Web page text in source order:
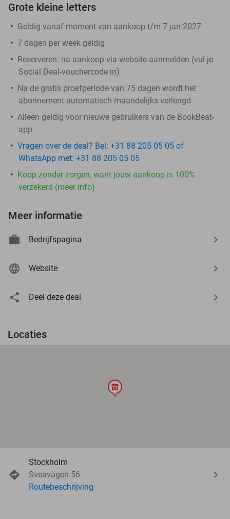
Grote kleine letters
Geldig vanaf moment van aankoop t/m 7 jan 2027
7 dagen per week geldig
Reserveren: na aankoop via website aanmelden (vul je
Social Deal-vouchercode in)
Na de gratis proefperiode van 75 dagen wordt het
abonnement automatisch maandelijks verlengd
Alleen geldig voor nieuwe gebruikers van de BookBeat-
app
Vragen over de deal? Bel: +31 88 205 05 05 of
WhatsApp met: +31 88 205 05 05
Koop zonder zorgen, want jouw aankoop is 100%
verzekerd (meer info)
Meer informatie
Bedrijfspagina
Website
Deel deze deal
Locaties
store
Stockholm
Sveavägen 56
Routebeschrijving